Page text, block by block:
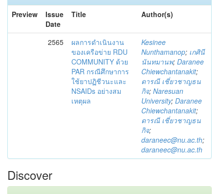
Preview
Issue
Date
Title Author(s)
2565
ผลการดำเนินงาน
ของเครือข่าย RDU
COMMUNITY ด้วย
PAR กรณีศึกษาการ
ใช้ยาปฏิชีวนะและ
NSAIDs อย่างสม
เหตุผล
Kesinee
Nunthamanop; เกศินี
นันทมานพ; Daranee
Chiewchantanakit;
ดารณี เชี่ยวชาญธน
กิจ; Naresuan
University; Daranee
Chiewchantanakit;
ดารณี เชี่ยวชาญธน
กิจ;
daraneec@nu.ac.th;
daraneec@nu.ac.th
Discover